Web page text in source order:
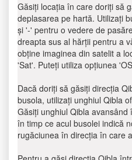
Găsiți locația în care doriți să
deplasarea pe hartă. Utilizați
și '-' pentru o vedere de
dreapta sus al hărții pentru a
obține imaginea din satelit a
'Sat'. Puteți utiliza opțiunea
Dacă doriți să găsiți direcția
busola, utilizați unghiul Qibla
Găsiți unghiul Qibla
în timp ce acul busolei indică
rugăciunea în direcția în care